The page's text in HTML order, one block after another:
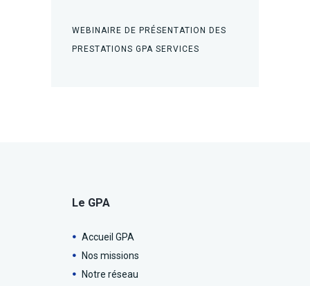
WEBINAIRE DE PRÉSENTATION DES
PRESTATIONS GPA SERVICES
Le GPA
Accueil GPA
Nos missions
Notre réseau